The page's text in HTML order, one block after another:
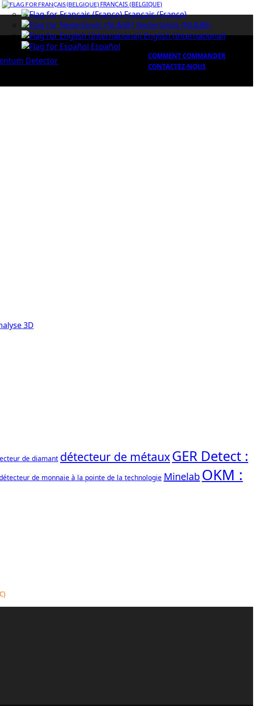
FRANÇAIS (BELGIQUE)
Français (France)
Nederlands (NL&BE)
English (International)
Español
COMMENT COMMANDER
CONTACTEZ-NOUS
de diamant détecteur de métauxGER Detect :
de monnaie à la pointe de la technologie MinelabOKM :